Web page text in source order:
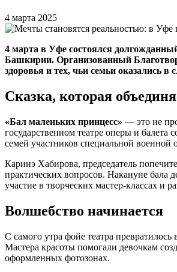
4 марта 2025
4 марта в Уфе состоялся
Башкирии. Организованный
здоровья и тех, чьи семьи оказались
Сказка, которая
«Бал маленьких принцесс» — это не
государственном театре оперы и
семей участников специальной военной
Каринэ Хабирова, председатель
практических вопросов. Накануне бала
участие в творческих мастер-классах и
Волшебство начинается
С самого утра фойе театра
Мастера красоты помогали девочкам
оформленных фотозонах.